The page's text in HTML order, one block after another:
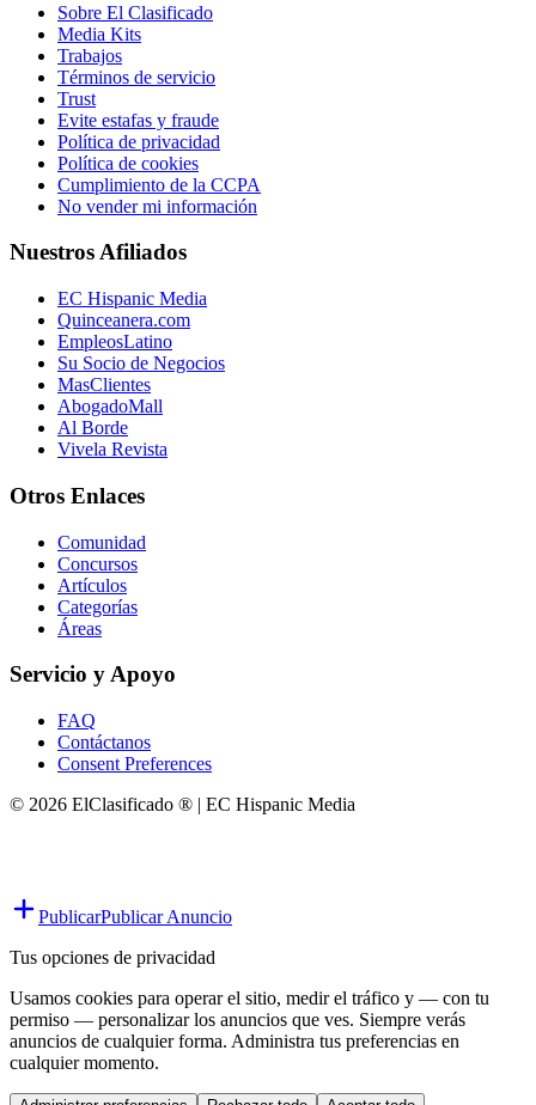
Sobre El Clasificado
Media Kits
Trabajos
Términos de servicio
Trust
Evite estafas y fraude
Política de privacidad
Política de cookies
Cumplimiento de la CCPA
No vender mi información
Nuestros Afiliados
EC Hispanic Media
Quinceanera.com
EmpleosLatino
Su Socio de Negocios
MasClientes
AbogadoMall
Al Borde
Vivela Revista
Otros Enlaces
Comunidad
Concursos
Artículos
Categorías
Áreas
Servicio y Apoyo
FAQ
Contáctanos
Consent Preferences
© 2026 ElClasificado ® | EC Hispanic Media
PublicarPublicar Anuncio
Tus opciones de privacidad
Usamos cookies para operar el sitio, medir el tráfico y — con tu
permiso — personalizar los anuncios que ves. Siempre verás
anuncios de cualquier forma. Administra tus preferencias en
cualquier momento.